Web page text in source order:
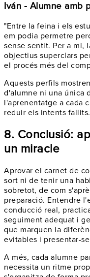
Iván - Alumne amb
"Entre la feina i els
em podia permetre
sense sentit. Per a mi,
objectius superclars
el procés més del
Aquests perfils
d'alumne ni una única
l'aprenentatge a cada
reduir els intents fallits.
8. Conclusió:
un miracle
Aprovar el carnet de
sort ni de tenir una
sobretot, de com
preparació. Entendre
conducció real,
seguiment adequat i
que marquen la
evitables i presentar-
A més, cada alumne
necessita un ritme